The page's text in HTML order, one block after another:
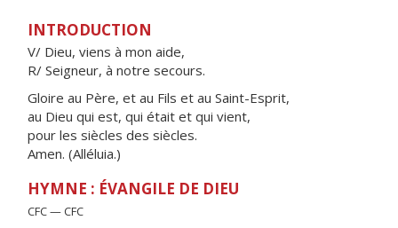
INTRODUCTION
V/ Dieu, viens à mon aide,
R/ Seigneur, à notre secours.
Gloire au Père, et au Fils et au Saint-Esprit,
au Dieu qui est, qui était et qui vient,
pour les siècles des siècles.
Amen. (Alléluia.)
HYMNE : ÉVANGILE DE DIEU
CFC — CFC